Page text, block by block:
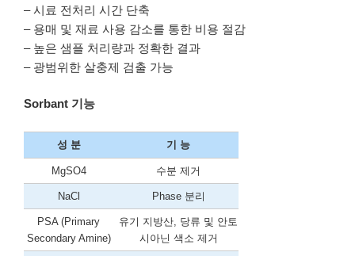
– 시료 전처리 시간 단축
– 용매 및 재료 사용 감소를 통한 비용 절감
– 높은 샘플 처리량과 정확한 결과
– 광범위한 살충제 검출 가능
Sorbant 기능
성 분 기 능
MgSO4 수분 제거
NaCl Phase 분리
PSA (Primary
Secondary Amine)
유기 지방산, 당류 및 안토
시아닌 색소 제거